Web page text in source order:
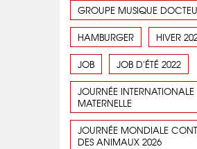
GROUPE MUSIQUE
HAMBURGER HIVER
JOB JOB D'ÉTÉ 2022
JOURNÉE
MATERNELLE
JOURNÉE MONDIALE
DES ANIMAUX 2026